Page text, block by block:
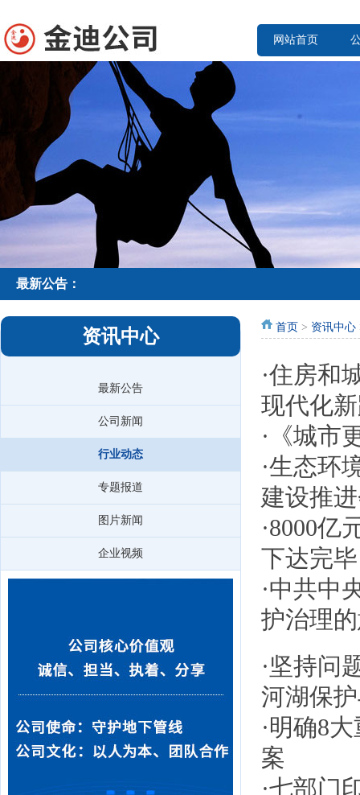
网站首页
最新公告：
资讯中心
最新公告
公司新闻
行业动态
专题报道
图片新闻
企业视频
首页 > 资讯中心
·住房和
现代化
· 《城市
·生态环
建设推
·8000亿
下达完毕
·中共中
护治理
·坚持问
河湖保
·明确8
案
·七部门